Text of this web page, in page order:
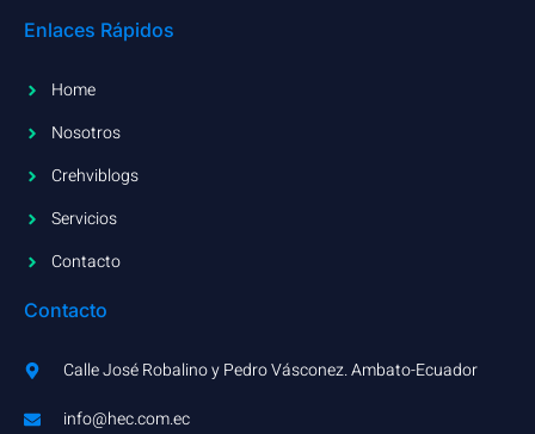
Enlaces Rápidos
Home
Nosotros
Crehviblogs
Servicios
Contacto
Contacto
Calle José Robalino y Pedro Vásconez. Ambato-Ecuador
info@hec.com.ec